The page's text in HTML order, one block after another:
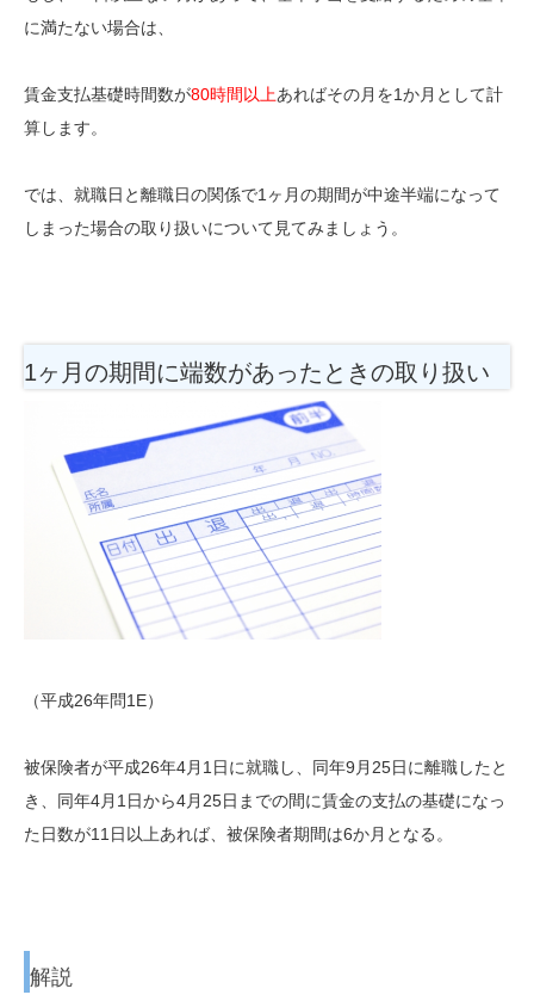
に満たない場合は、
賃金支払基礎時間数が80時間以上あればその月を1か月として計
算します。
では、就職日と離職日の関係で1ヶ月の期間が中途半端になって
しまった場合の取り扱いについて見てみましょう。
1ヶ月の期間に端数があったときの取り扱い
（平成26年問1E）
被保険者が平成26年4月1日に就職し、同年9月25日に離職したと
き、同年4月1日から4月25日までの間に賃金の支払の基礎になっ
た日数が11日以上あれば、被保険者期間は6か月となる。
解説